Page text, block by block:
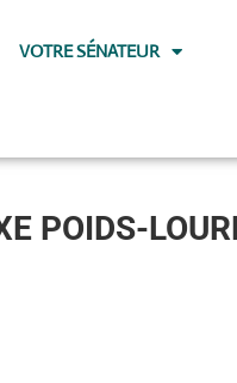
VOTRE SÉNATEUR
POIDS-